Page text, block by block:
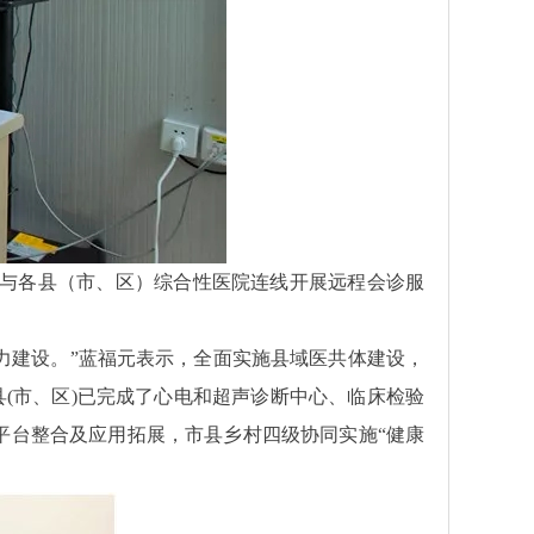
县（市、区）综合性医院连线开展远程会诊服
设。”蓝福元表示，全面实施县域医共体建设，
、区)已完成了心电和超声诊断中心、临床检验
整合及应用拓展，市县乡村四级协同实施“健康